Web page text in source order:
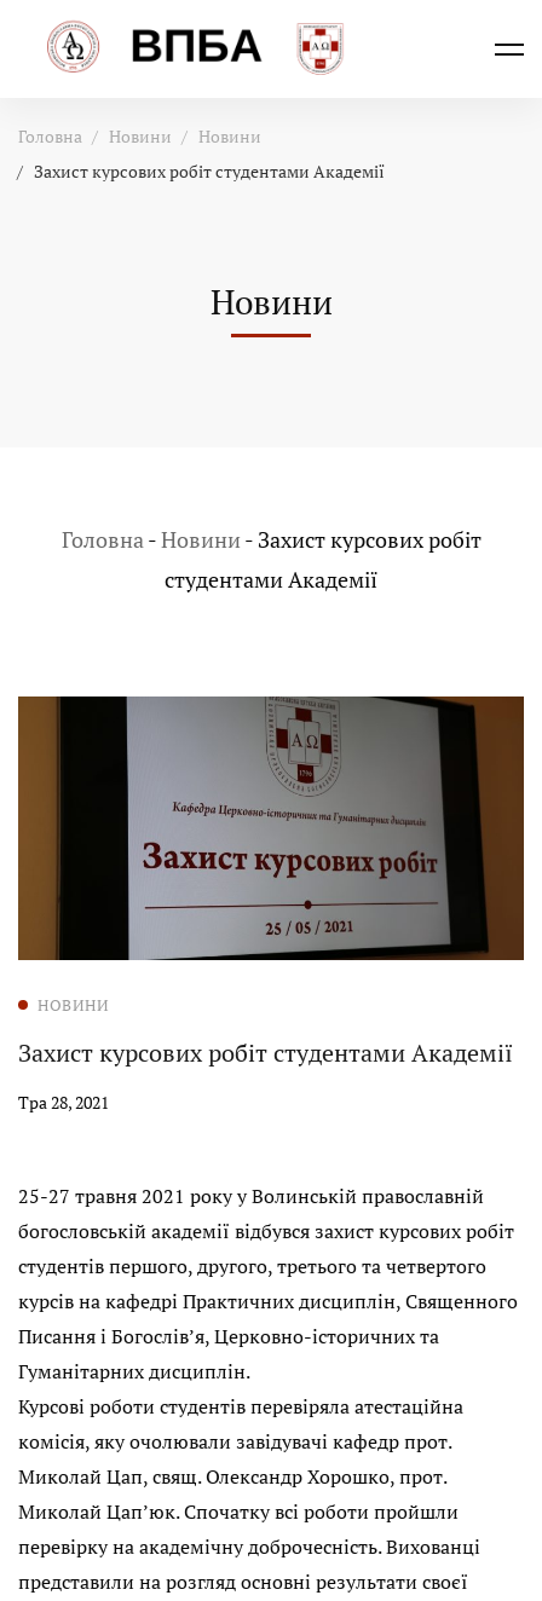
Головна Новини
Новини
Захист курсових робіт студентами Академії
Новини
Головна-Новини- Захист курсових робіт
студентами Академії
НОВИНИ
Захист курсових робіт студентами Академії
Тра 28, 2021
25-27 травня 2021 року у Волинській православній
богословській академії відбувся захист курсових робіт
студентів першого, другого, третього та четвертого
курсів на кафедрі Практичних дисциплін, Священного
Писання і Богослів’я, Церковно-історичних та
Гуманітарних дисциплін.
Курсові роботи студентів перевіряла атестаційна
комісія, яку очолювали завідувачі кафедр прот.
Миколай Цап, свящ. Олександр Хорошко, прот.
Миколай Цап’юк. Спочатку всі роботи пройшли
перевірку на академічну доброчесність. Вихованці
представили на розгляд основні результати своєї